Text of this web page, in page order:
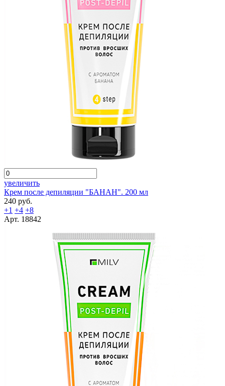
увеличить
Крем после депиляции "БАНАН". 200 мл
240 руб.
+1 +4 +8
Арт. 18842